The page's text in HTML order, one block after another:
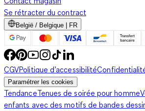
Se rétracter du contract
België / Belgique | FR
CGVPolitique d’accessibilité
Paramétrer les cookies
TendanceTenues de soirée pour homme
enfants avec des motifs de bandes